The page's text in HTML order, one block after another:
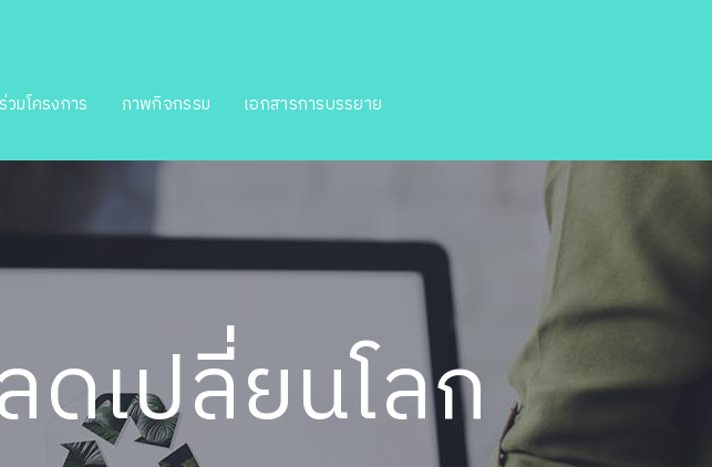
วมโครงการ ภาพกิจกรรม เอกสารการบรรยาย
เปลี่ยนโลก